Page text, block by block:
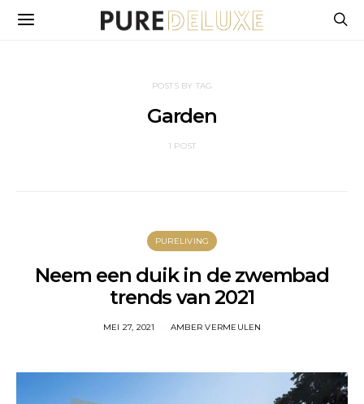
POSTS BY TAG
Garden
1 POST
PURELIVING
Neem een duik in de zwembad
trends van 2021
MEI 27, 2021 AMBER VERMEULEN